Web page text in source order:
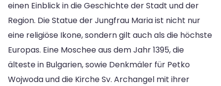
einen Einblick in die Geschichte der Stadt und der
Region. Die Statue der Jungfrau Maria ist nicht nur
eine religiöse Ikone, sondern gilt auch als die höchste
Europas. Eine Moschee aus dem Jahr 1395, die
älteste in Bulgarien, sowie Denkmäler für Petko
Wojwoda und die Kirche Sv. Archangel mit ihrer